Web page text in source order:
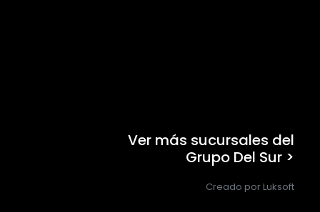
Ver más sucursales del
Grupo Del Sur >
Creado por Luksoft